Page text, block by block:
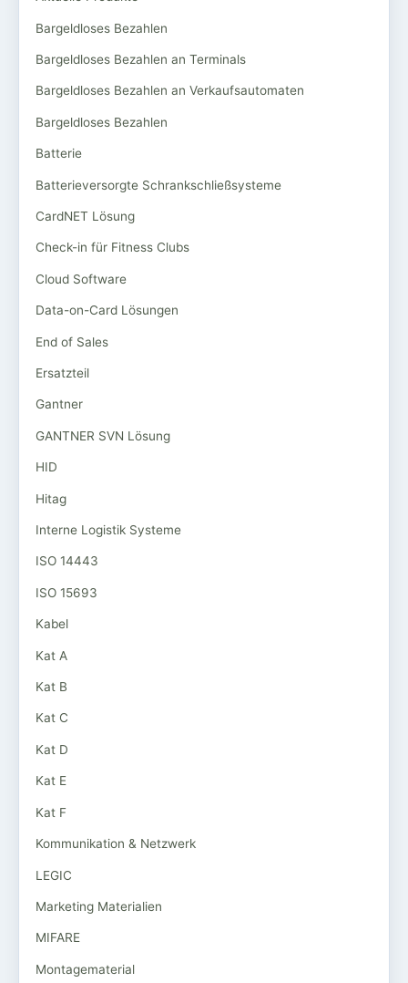
Bargeldloses Bezahlen
Bargeldloses Bezahlen an Terminals
Bargeldloses Bezahlen an Verkaufsautomaten
Bargeldloses Bezahlen
Batterie
Batterieversorgte Schrankschließsysteme
CardNET Lösung
Check-in für Fitness Clubs
Cloud Software
Data-on-Card Lösungen
End of Sales
Ersatzteil
Gantner
GANTNER SVN Lösung
HID
Hitag
Interne Logistik Systeme
ISO 14443
ISO 15693
Kabel
Kat A
Kat B
Kat C
Kat D
Kat E
Kat F
Kommunikation & Netzwerk
LEGIC
Marketing Materialien
MIFARE
Montagematerial